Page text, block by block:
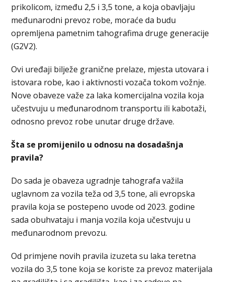
prikolicom, između 2,5 i 3,5 tone, a koja obavljaju
međunarodni prevoz robe, moraće da budu
opremljena pametnim tahografima druge generacije
(G2V2).
Ovi uređaji bilježe granične prelaze, mjesta utovara i
istovara robe, kao i aktivnosti vozača tokom vožnje.
Nove obaveze važe za laka komercijalna vozila koja
učestvuju u međunarodnom transportu ili kabotaži,
odnosno prevoz robe unutar druge države.
Šta se promijenilo u odnosu na dosadašnja
pravila?
Do sada je obaveza ugradnje tahografa važila
uglavnom za vozila teža od 3,5 tone, ali evropska
pravila koja se postepeno uvode od 2023. godine
sada obuhvataju i manja vozila koja učestvuju u
međunarodnom prevozu.
Od primjene novih pravila izuzeta su laka teretna
vozila do 3,5 tone koja se koriste za prevoz materijala